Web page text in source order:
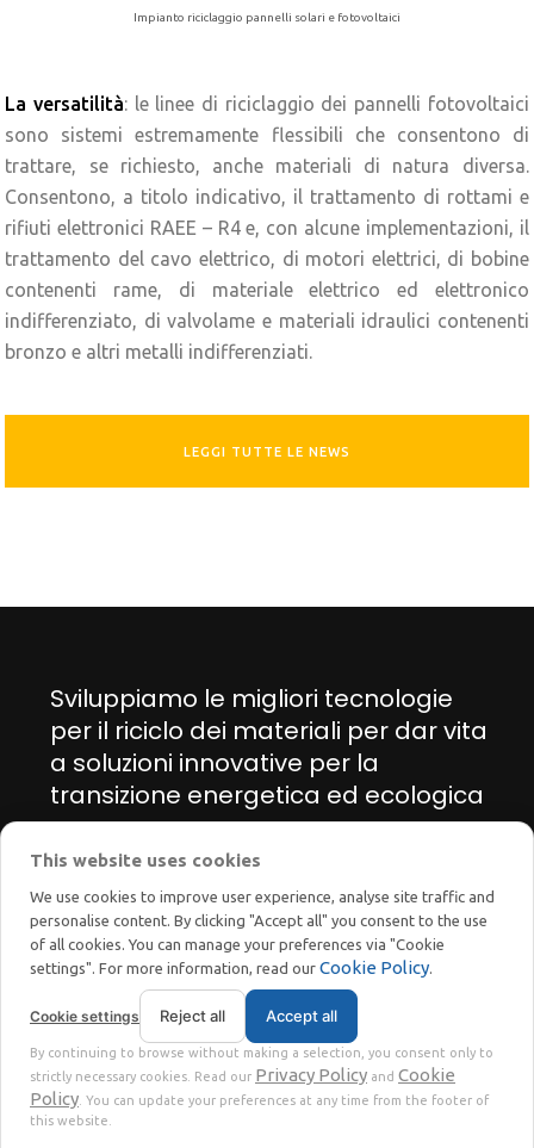
Impianto riciclaggio pannelli solari e fotovoltaici
La versatilità: le linee di riciclaggio dei pannelli fotovoltaici
sono sistemi estremamente flessibili che consentono di
trattare, se richiesto, anche materiali di natura diversa.
Consentono, a titolo indicativo, il trattamento di rottami e
rifiuti elettronici RAEE – R4 e, con alcune implementazioni, il
trattamento del cavo elettrico, di motori elettrici, di bobine
contenenti rame, di materiale elettrico ed elettronico
indifferenziato, di valvolame e materiali idraulici contenenti
bronzo e altri metalli indifferenziati.
LEGGI TUTTE LE NEWS
Sviluppiamo le migliori tecnologie
per il riciclo dei materiali per dar vita
a soluzioni innovative per la
transizione energetica ed ecologica
STOKKERMILL | SELTEK SRL© 2023 | P. Iva. IT02360630301 |Privacy |Terms
This website uses cookies
We use cookies to improve user experience, analyse site traffic and
personalise content. By clicking "Accept all" you consent to the use
of all cookies. You can manage your preferences via "Cookie
settings". For more information, read our Cookie Policy.
Cookie settings Reject all Accept all
By continuing to browse without making a selection, you consent only to
strictly necessary cookies. Read our Privacy Policy and Cookie
Policy . You can update your preferences at any time from the footer of
this website.